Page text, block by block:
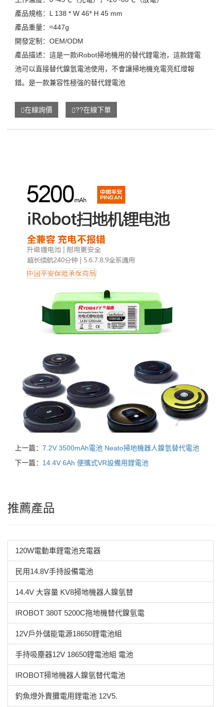
產品規格：L 138 * W 46* H 45 mm
產品重量：≈447g
開發定制：OEM/ODM
產品描述：這是一款iRobot掃地機用的替代鋰電池，這款鋰電
池可以直接替代鎳氫電池使用，不會讓掃地機充電亮紅燈報
錯。是一款兼容性極強的替代鋰電池
在線詢價 ??在線下單
上一篇： 7.2V 3500mAh電池 Neato掃地機器人鎳氫替代電池
下一篇： 14.4V 6Ah 便攜式VR設備用鋰電池
推薦產品
120W電動車鋰電池充電器
民用14.8V手持設備電池
14.4V 大容量 KV8掃地機器人鎳氫替
IROBOT 380T 5200C拖地機替代鎳氫電
12V戶外儲能電源18650鋰電池組
手持吸塵器12V 18650鋰電池組 電池
IROBOT掃地機器人鎳氫替代電池
釣魚燈外賣攤電用鋰電池 12V5.